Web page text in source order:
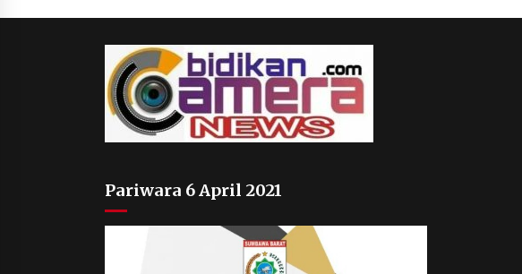
Pariwara 6 April 2021